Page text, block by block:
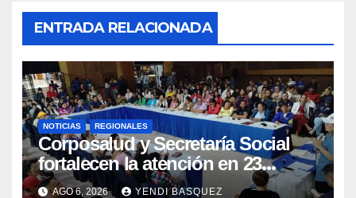
ENTRADA RELACIONADA
NOTICIAS REGIONALES
Corposalud y Secretaría Social
fortalecen la atención en 23
municipios
AGO 6, 2026 YENDI BASQUEZ